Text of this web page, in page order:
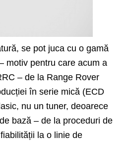
se pot juca cu o gamă
motiv pentru care acum a
– de la Range Rover
în serie mică (ECD
nu un tuner, deoarece
bază – de la proceduri de
la o linie de